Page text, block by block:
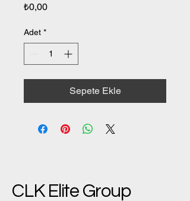
₺0,00Fiyat
Adet *
Sepete Ekle
CLK Elite Group